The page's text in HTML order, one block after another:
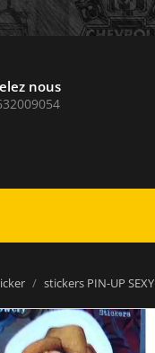
nous
stickers PIN-UP SEXY